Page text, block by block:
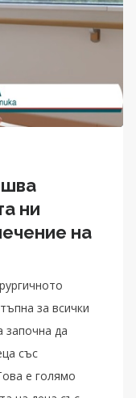
ни
на
за всички
започна да
със
е голямо